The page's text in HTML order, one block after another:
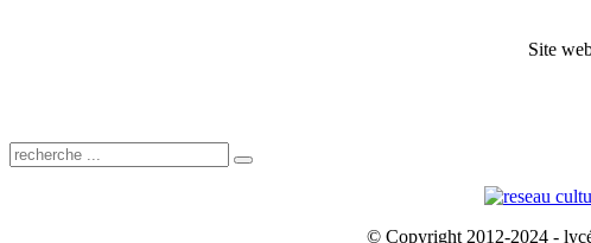
Site
© Copyright 2012-2024 -